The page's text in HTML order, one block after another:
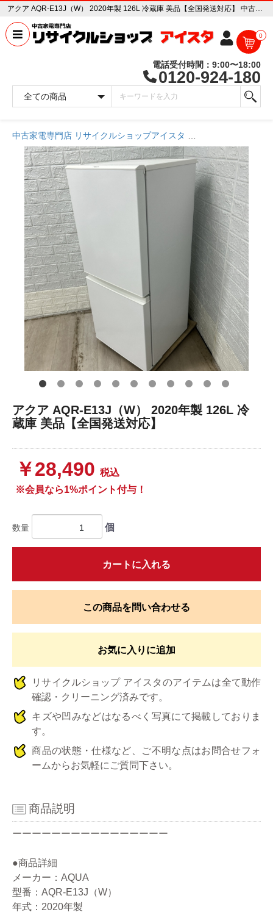
アクア AQR-E13J（W） 2020年製 126L 冷蔵庫 美品【全国発送対応】 中古家電販売専門店 リサイクルショップ アイスタ
0
電話受付時間：9:00〜18:00
0120-924-180
中古家電専門店 リサイクルショップアイスタ
アクア AQR-E13J（W） 2020年製 126L 冷
蔵庫 美品【全国発送対応】
￥28,490 税込
※会員なら1%ポイント付与！
数量 個
カートに入れる
この商品を問い合わせる
お気に入りに追加
リサイクルショップ アイスタのアイテムは全て動作
確認・クリーニング済みです。
キズや凹みなどはなるべく写真にて掲載しておりま
す。
商品の状態・仕様など、ご不明な点はお問合せフォ
ームからお気軽にご質問下さい。
商品説明
ーーーーーーーーーーーーーーーー
●商品詳細
メーカー：AQUA
型番：AQR-E13J（W）
年式：2020年製